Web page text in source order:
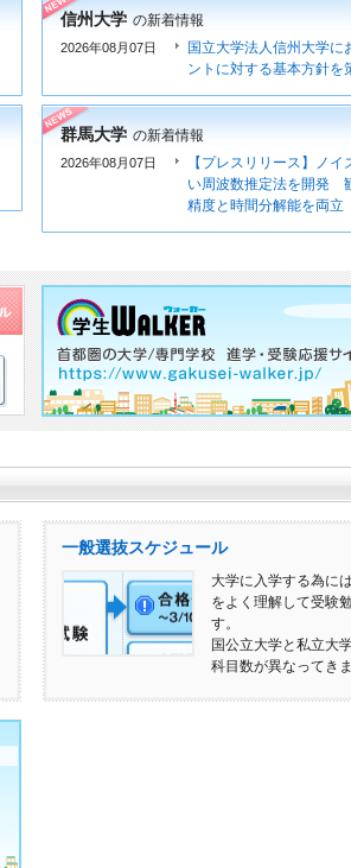
信州大学 の新着情報
2026年08月07日
国立大学法人信州大学に
ントに対する基本方針を
群馬大学 の新着情報
2026年08月07日
【プレスリリース】ノ
い周波数推定法を開発
精度と時間分解能を両立
一般選抜スケジュール
大学に入学する為に
をよく理解して受験
す。
国公立大学と私立大
科目数が異なってき